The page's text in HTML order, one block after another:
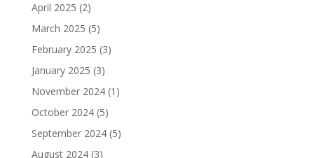
April 2025 (2)
March 2025 (5)
February 2025 (3)
January 2025 (3)
November 2024(1)
October 2024(5)
September 2024(5)
August 2024(3)